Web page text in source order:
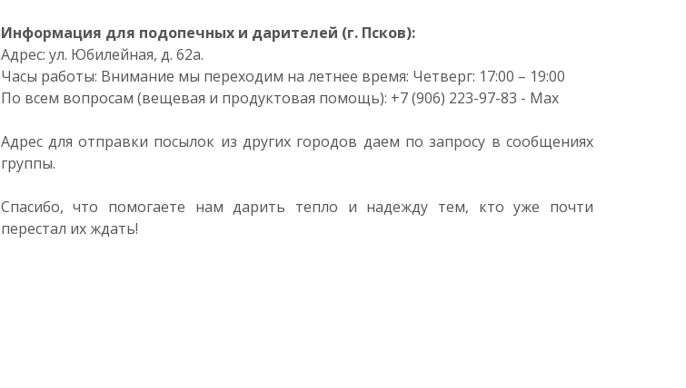
Информация для подопечных и дарителей (г. Псков):
Адрес: ул. Юбилейная, д. 62а.
Часы работы: Внимание мы переходим на летнее время: Четверг: 17:00 – 19:00
По всем вопросам (вещевая и продуктовая помощь): +7 (906) 223-97-83 - Мах
Адрес для отправки посылок из других городов даем по запросу в сообщениях
группы.
Спасибо, что помогаете нам дарить тепло и надежду тем, кто уже почти
перестал их ждать!